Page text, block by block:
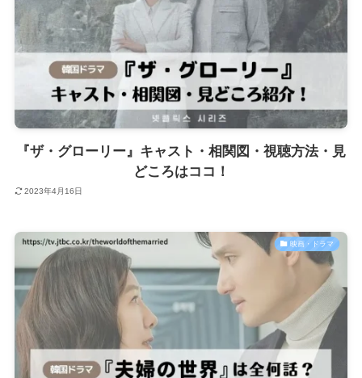
『ザ・グローリー』キャスト・相関図・視聴方法・見
どころはココ！
2023年4月16日
映画・ドラマ